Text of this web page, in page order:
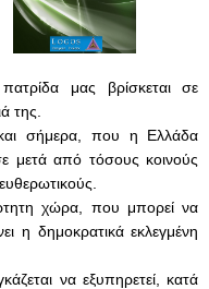
μας βρίσκεται σε
της.
σήμερα, που η Ελλάδα
μετά από τόσους κοινούς
χώρα, που μπορεί να
η δημοκρατικά εκλεγμένη
να εξυπηρετεί, κατά